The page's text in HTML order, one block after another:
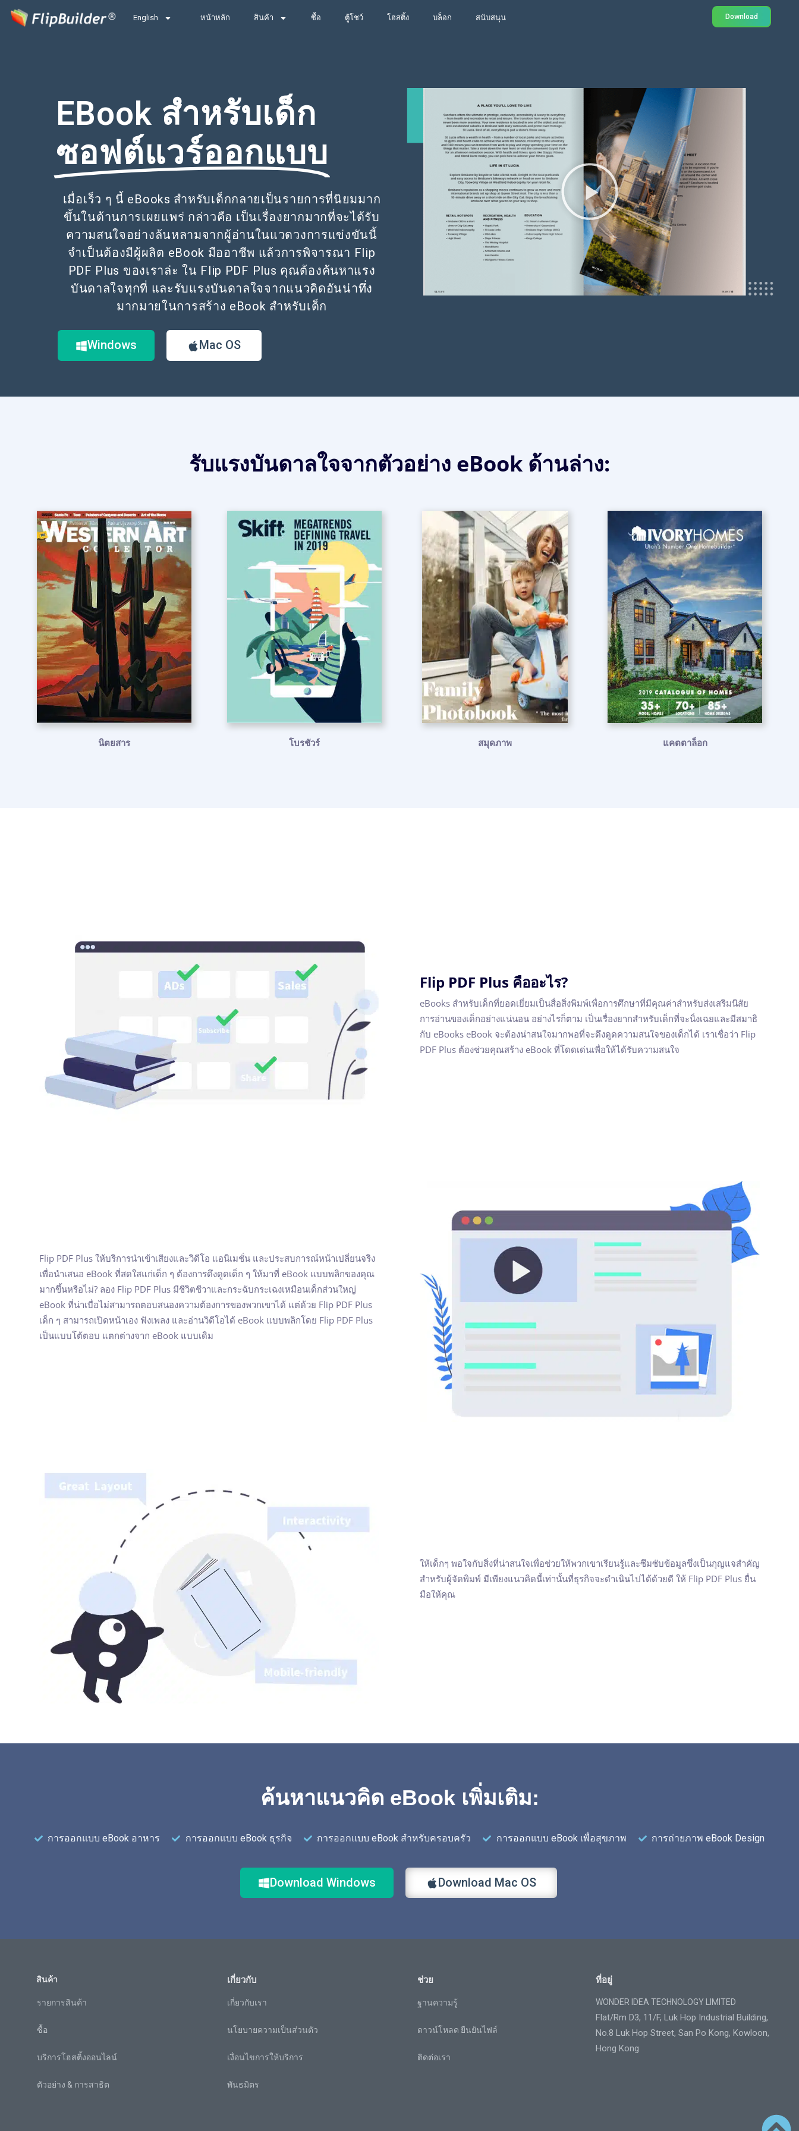
English หน้าหลัก สินค้า ซื้อ ตู้โชว์ โฮสติ้ง บล็อก สนับสนุน Download
EBook สำหรับเด็ก
ซอฟต์แวร์ออกแบบ
เมื่อเร็ว ๆ นี้ eBooks สำหรับเด็กกลายเป็นรายการที่นิยมมาก
ขึ้นในด้านการเผยแพร่ กล่าวคือ เป็นเรื่องยากมากที่จะได้รับ
ความสนใจอย่างล้นหลามจากผู้อ่านในแวดวงการแข่งขันนี้
จำเป็นต้องมีผู้ผลิต eBook มืออาชีพ แล้วการพิจารณา Flip
PDF Plus ของเราล่ะ ใน Flip PDF Plus คุณต้องค้นหาแรง
บันดาลใจทุกที่ และรับแรงบันดาลใจจากแนวคิดอันน่าทึ่ง
มากมายในการสร้าง eBook สำหรับเด็ก
Windows Mac OS
รับแรงบันดาลใจจากตัวอย่าง eBook ด้านล่าง:
นิตยสาร โบรชัวร์ สมุดภาพ แคตตาล็อก
Flip PDF Plus คืออะไร?
eBooks สำหรับเด็กที่ยอดเยี่ยมเป็นสื่อสิ่งพิมพ์เพื่อการศึกษาที่มีคุณค่าสำหรับส่งเสริมนิสัย
การอ่านของเด็กอย่างแน่นอน อย่างไรก็ตาม เป็นเรื่องยากสำหรับเด็กที่จะนิ่งเฉยและมีสมาธิ
กับ eBooks eBook จะต้องน่าสนใจมากพอที่จะดึงดูดความสนใจของเด็กได้ เราเชื่อว่า Flip
PDF Plus ต้องช่วยคุณสร้าง eBook ที่โดดเด่นเพื่อให้ได้รับความสนใจ
Flip PDF Plus ให้บริการนำเข้าเสียงและวิดีโอ แอนิเมชั่น และประสบการณ์หน้าเปลี่ยนจริง
เพื่อนำเสนอ eBook ที่สดใสแก่เด็ก ๆ ต้องการดึงดูดเด็ก ๆ ให้มาที่ eBook แบบพลิกของคุณ
มากขึ้นหรือไม่? ลอง Flip PDF Plus มีชีวิตชีวาและกระฉับกระเฉงเหมือนเด็กส่วนใหญ่
eBook ที่น่าเบื่อไม่สามารถตอบสนองความต้องการของพวกเขาได้ แต่ด้วย Flip PDF Plus
เด็ก ๆ สามารถเปิดหน้าเอง ฟังเพลง และอ่านวิดีโอได้ eBook แบบพลิกโดย Flip PDF Plus
เป็นแบบโต้ตอบ แตกต่างจาก eBook แบบเดิม
ให้เด็กๆ พอใจกับสิ่งที่น่าสนใจเพื่อช่วยให้พวกเขาเรียนรู้และซึมซับข้อมูลซึ่งเป็นกุญแจสำคัญ
สำหรับผู้จัดพิมพ์ มีเพียงแนวคิดนี้เท่านั้นที่ธุรกิจจะดำเนินไปได้ด้วยดี ให้ Flip PDF Plus ยื่น
มือให้คุณ
ค้นหาแนวคิด eBook เพิ่มเติม:
การออกแบบ eBook อาหาร การออกแบบ eBook ธุรกิจ การออกแบบ eBook สำหรับครอบครัว การออกแบบ eBook เพื่อสุขภาพ การถ่ายภาพ eBook Design
Download Windows Download Mac OS
สินค้า
รายการสินค้า
ซื้อ
บริการโฮสติ้งออนไลน์
ตัวอย่าง & การสาธิต
เกี่ยวกับ
เกี่ยวกับเรา
นโยบายความเป็นส่วนตัว
เงื่อนไขการให้บริการ
พันธมิตร
ช่วย
ฐานความรู้
ดาวน์โหลด ยืนยันไฟล์
ติดต่อเรา
ที่อยู่
WONDER IDEA TECHNOLOGY LIMITED
Flat/Rm D3, 11/F, Luk Hop Industrial Building,
No.8 Luk Hop Street, San Po Kong, Kowloon,
Hong Kong